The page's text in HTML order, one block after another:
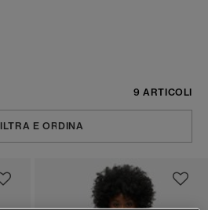
9 ARTICOLI
E ORDINA